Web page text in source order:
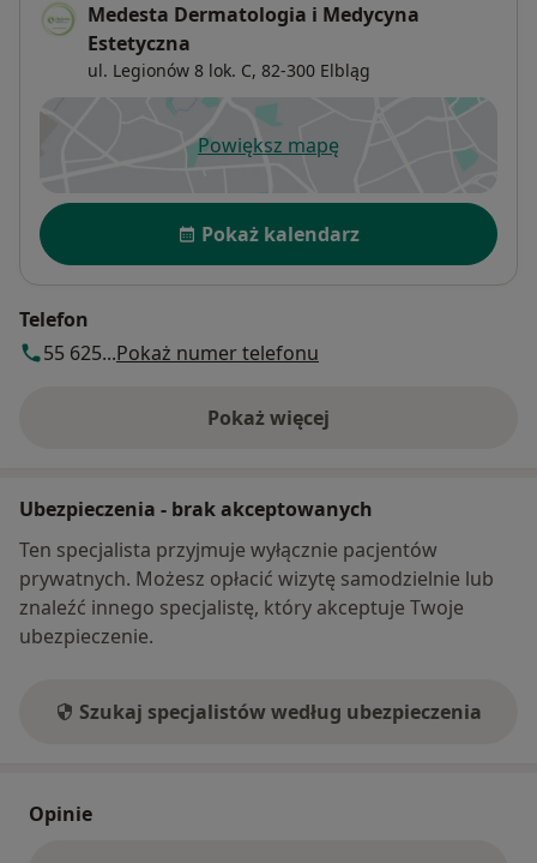
Medesta Dermatologia i Medycyna
Estetyczna
ul. Legionów 8 lok. C, 82-300 Elbląg
Powiększ mapęotwiera się w nowej karcie
Dostępność
Pokaż kalendarz
Telefon
55 625...Pokaż numer telefonu
Pokaż więcej
o adresie
Ubezpieczenia - brak akceptowanych
Ten specjalista przyjmuje wyłącznie pacjentów
prywatnych. Możesz opłacić wizytę samodzielnie lub
znaleźć innego specjalistę, który akceptuje Twoje
ubezpieczenie.
Szukaj specjalistów według ubezpieczenia
Opinie